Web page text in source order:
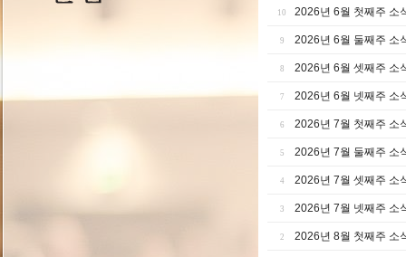
10 2026년 6월 첫째주 소
9 2026년 6월 둘째주 소
8 2026년 6월 셋째주 소
7 2026년 6월 넷째주 소
6 2026년 7월 첫째주 소
5 2026년 7월 둘째주 소
4 2026년 7월 셋째주 소
3 2026년 7월 넷째주 소
2 2026년 8월 첫째주 소